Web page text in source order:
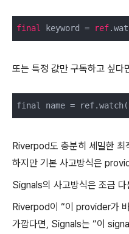
final keyword = ref
또는 특정 값만 구독하고 싶
final name =
Riverpod도 충분히 세밀한 최
하지만 기본 사고방식은
Signals의 사고방식은 조금 다
Riverpod이 “이 provider가
가깝다면, Signals는 “이